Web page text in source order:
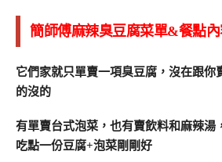
簡師傅麻辣臭豆腐菜單&餐點
它們家就只單賣一項臭豆腐，沒在跟你
的沒的
有單賣台式泡菜，也有賣飲料和麻辣湯
吃點一份豆腐+泡菜剛剛好